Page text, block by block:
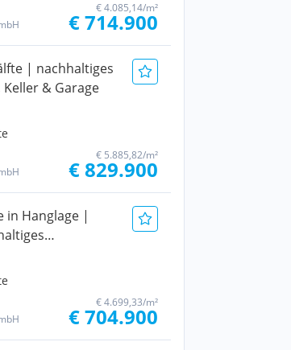
€ 4.085,14/m²
€ 714.900
| nachhaltiges
& Garage
€ 5.885,82/m²
€ 829.900
in Hanglage |
€ 4.699,33/m²
€ 704.900